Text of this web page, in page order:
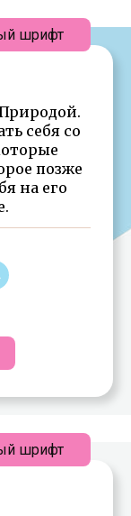
себя со
позже
на его
шрифт
шрифт